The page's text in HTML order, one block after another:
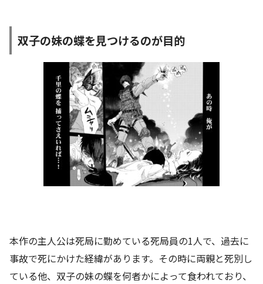
双子の妹の蝶を見つけるのが目的
本作の主人公は死局に勤めている死局員の1人で、過去に
事故で死にかけた経緯があります。その時に両親と死別し
ている他、双子の妹の蝶を何者かによって食われており、